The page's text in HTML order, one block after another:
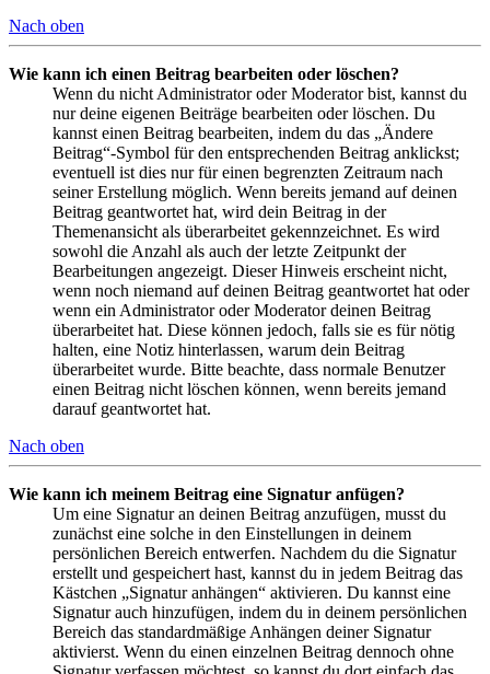
Nach oben
Wie kann ich einen Beitrag bearbeiten oder löschen?
Wenn du nicht Administrator oder Moderator bist, kannst du
nur deine eigenen Beiträge bearbeiten oder löschen. Du
kannst einen Beitrag bearbeiten, indem du das „Ändere
Beitrag“-Symbol für den entsprechenden Beitrag anklickst;
eventuell ist dies nur für einen begrenzten Zeitraum nach
seiner Erstellung möglich. Wenn bereits jemand auf deinen
Beitrag geantwortet hat, wird dein Beitrag in der
Themenansicht als überarbeitet gekennzeichnet. Es wird
sowohl die Anzahl als auch der letzte Zeitpunkt der
Bearbeitungen angezeigt. Dieser Hinweis erscheint nicht,
wenn noch niemand auf deinen Beitrag geantwortet hat oder
wenn ein Administrator oder Moderator deinen Beitrag
überarbeitet hat. Diese können jedoch, falls sie es für nötig
halten, eine Notiz hinterlassen, warum dein Beitrag
überarbeitet wurde. Bitte beachte, dass normale Benutzer
einen Beitrag nicht löschen können, wenn bereits jemand
darauf geantwortet hat.
Nach oben
Wie kann ich meinem Beitrag eine Signatur anfügen?
Um eine Signatur an deinen Beitrag anzufügen, musst du
zunächst eine solche in den Einstellungen in deinem
persönlichen Bereich entwerfen. Nachdem du die Signatur
erstellt und gespeichert hast, kannst du in jedem Beitrag das
Kästchen „Signatur anhängen“ aktivieren. Du kannst eine
Signatur auch hinzufügen, indem du in deinem persönlichen
Bereich das standardmäßige Anhängen deiner Signatur
aktivierst. Wenn du einen einzelnen Beitrag dennoch ohne